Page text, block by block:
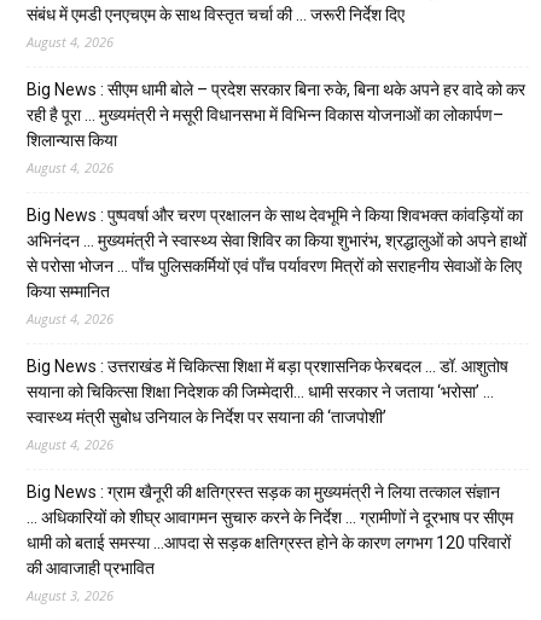
संबंध में एमडी एनएचएम के साथ विस्तृत चर्चा की … जरूरी निर्देश दिए
August 4, 2026
Big News : सीएम धामी बोले – प्रदेश सरकार बिना रुके, बिना थके अपने हर वादे को कर
रही है पूरा … मुख्यमंत्री ने मसूरी विधानसभा में विभिन्न विकास योजनाओं का लोकार्पण–
शिलान्यास किया
August 4, 2026
Big News : पुष्पवर्षा और चरण प्रक्षालन के साथ देवभूमि ने किया शिवभक्त कांवड़ियों का
अभिनंदन … मुख्यमंत्री ने स्वास्थ्य सेवा शिविर का किया शुभारंभ, श्रद्धालुओं को अपने हाथों
से परोसा भोजन … पाँच पुलिसकर्मियों एवं पाँच पर्यावरण मित्रों को सराहनीय सेवाओं के लिए
किया सम्मानित
August 4, 2026
Big News : उत्तराखंड में चिकित्सा शिक्षा में बड़ा प्रशासनिक फेरबदल … डॉ. आशुतोष
सयाना को चिकित्सा शिक्षा निदेशक की जिम्मेदारी… धामी सरकार ने जताया ‘भरोसा’ …
स्वास्थ्य मंत्री सुबोध उनियाल के निर्देश पर सयाना की ‘ताजपोशी’
August 4, 2026
Big News : ग्राम खैनूरी की क्षतिग्रस्त सड़क का मुख्यमंत्री ने लिया तत्काल संज्ञान
… अधिकारियों को शीघ्र आवागमन सुचारु करने के निर्देश … ग्रामीणों ने दूरभाष पर सीएम
धामी को बताई समस्या …आपदा से सड़क क्षतिग्रस्त होने के कारण लगभग 120 परिवारों
की आवाजाही प्रभावित
August 3, 2026